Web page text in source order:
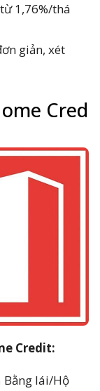
1,76%/thá
giản, xét
Cred
Credit:
Bằng lái/Hộ